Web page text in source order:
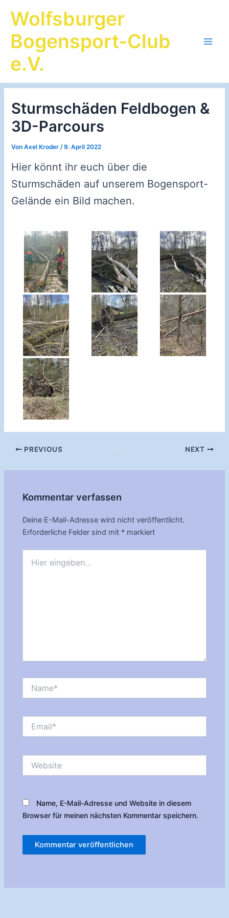
InhaltWolfsburger
Bogensport-Club
e.V.
Sturmschäden Feldbogen &
3D-Parcours
VonAxel Kroder /9. April 2022
Hier könnt ihr euch über die
Sturmschäden auf unserem Bogensport-
Gelände ein Bild machen.
Post
PREVIOUS NEXT
Kommentar verfassen
Deine E-Mail-Adresse wird nicht veröffentlicht.
Erforderliche Felder sind mit * markiert
eingeben…
Name, E-Mail-Adresse und Website in diesem
Browser für meinen nächsten Kommentar speichern.